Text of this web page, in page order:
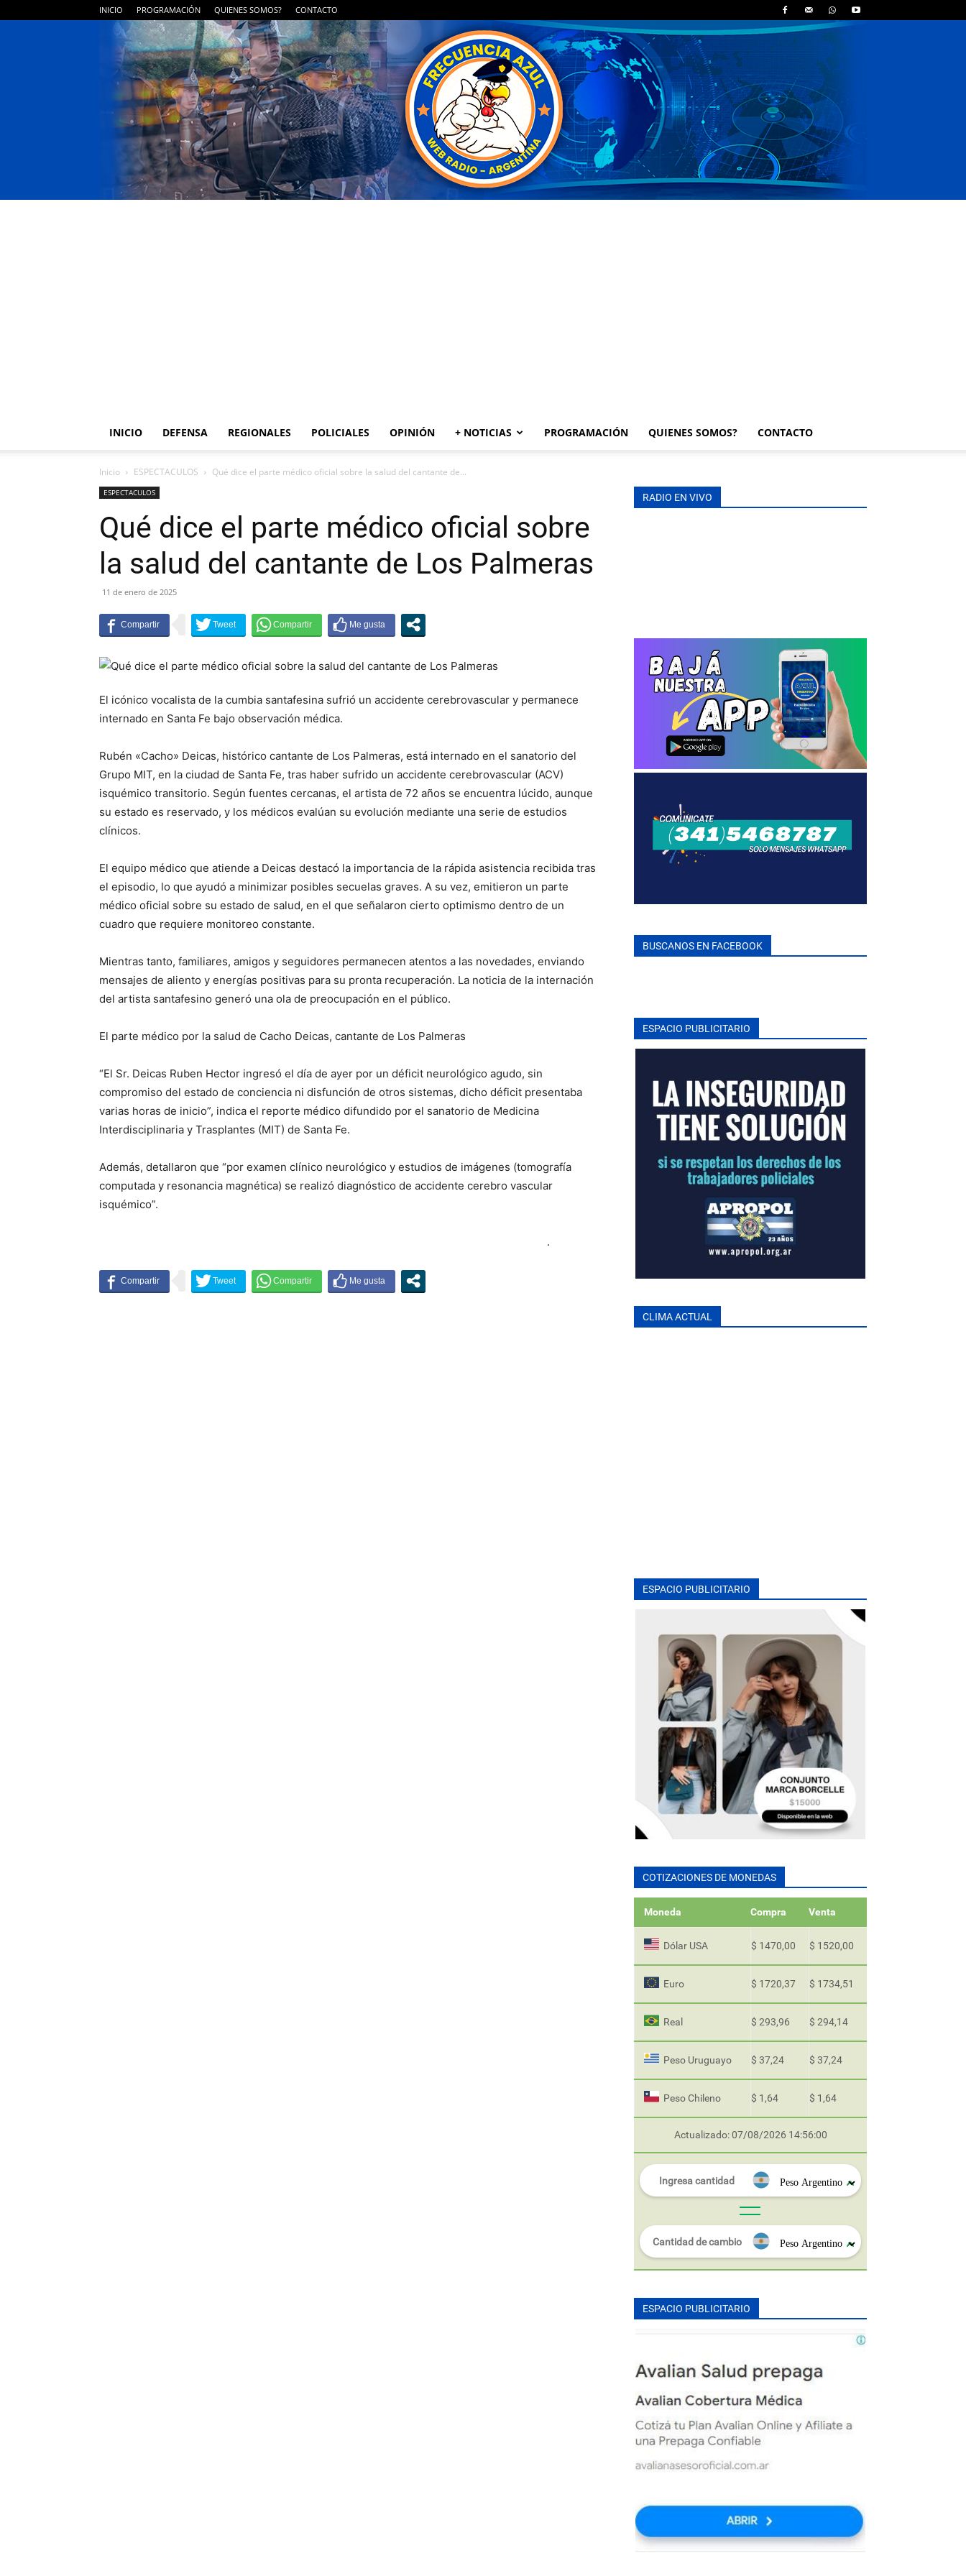
INICIO PROGRAMACIÓN QUIENES SOMOS? CONTACTO
INICIO DEFENSA REGIONALES POLICIALES OPINIÓN + NOTICIAS PROGRAMACIÓN QUIENES SOMOS? CONTACTO
Inicio ESPECTACULOS Qué dice el parte médico oficial sobre la salud del cantante de...
ESPECTACULOS
Qué dice el parte médico oficial sobre
la salud del cantante de Los Palmeras
11 de enero de 2025
El icónico vocalista de la cumbia santafesina sufrió un accidente cerebrovascular y permanece
internado en Santa Fe bajo observación médica.
Rubén «Cacho» Deicas, histórico cantante de Los Palmeras, está internado en el sanatorio del
Grupo MIT, en la ciudad de Santa Fe, tras haber sufrido un accidente cerebrovascular (ACV)
isquémico transitorio. Según fuentes cercanas, el artista de 72 años se encuentra lúcido, aunque
su estado es reservado, y los médicos evalúan su evolución mediante una serie de estudios
clínicos.
El equipo médico que atiende a Deicas destacó la importancia de la rápida asistencia recibida tras
el episodio, lo que ayudó a minimizar posibles secuelas graves. A su vez, emitieron un parte
médico oficial sobre su estado de salud, en el que señalaron cierto optimismo dentro de un
cuadro que requiere monitoreo constante.
Mientras tanto, familiares, amigos y seguidores permanecen atentos a las novedades, enviando
mensajes de aliento y energías positivas para su pronta recuperación. La noticia de la internación
del artista santafesino generó una ola de preocupación en el público.
El parte médico por la salud de Cacho Deicas, cantante de Los Palmeras
“El Sr. Deicas Ruben Hector ingresó el día de ayer por un déficit neurológico agudo, sin
compromiso del estado de conciencia ni disfunción de otros sistemas, dicho déficit presentaba
varias horas de inicio”, indica el reporte médico difundido por el sanatorio de Medicina
Interdisciplinaria y Trasplantes (MIT) de Santa Fe.
Además, detallaron que “por examen clínico neurológico y estudios de imágenes (tomografía
computada y resonancia magnética) se realizó diagnóstico de accidente cerebro vascular
isquémico”.
.
RADIO EN VIVO
BUSCANOS EN FACEBOOK
ESPACIO PUBLICITARIO
CLIMA ACTUAL
ESPACIO PUBLICITARIO
COTIZACIONES DE MONEDAS
Moneda Compra Venta
Dólar USA $ 1470,00 $ 1520,00
Euro $ 1720,37 $ 1734,51
Real $ 293,96 $ 294,14
Peso Uruguayo $ 37,24 $ 37,24
Peso Chileno $ 1,64 $ 1,64
Actualizado: 07/08/2026 14:56:00
ESPACIO PUBLICITARIO